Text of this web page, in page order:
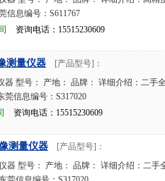
信息编号：S611767
资询电话：15515230609
测量仪器
[产品型号]：
器 型号： 产地： 品牌： 详细介绍：二手
莞信息编号：S317020
资询电话：15515230609
测量仪器
[产品型号]：
器 型号： 产地： 品牌： 详细介绍：二手